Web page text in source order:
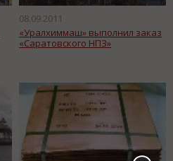
08.09.2011
«Уралхиммаш» выполнил заказ
«Саратовского НПЗ»